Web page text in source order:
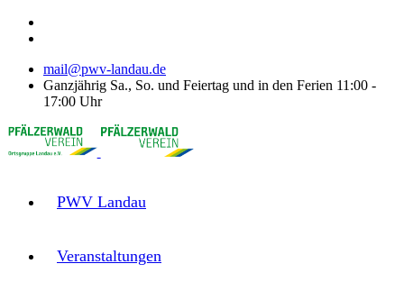
mail@pwv-landau.de
Ganzjährig Sa., So. und Feiertag und in den Ferien 11:00 -
17:00 Uhr
PWV Landau
Veranstaltungen